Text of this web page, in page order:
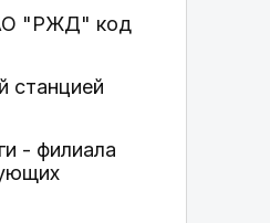
"РЖД" код
станцией
- филиала